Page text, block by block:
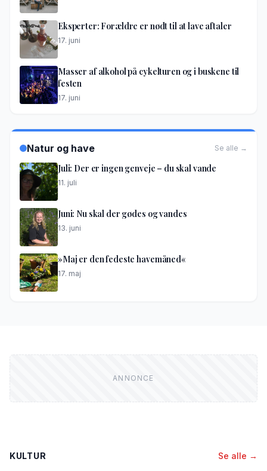
Eksperter: Forældre er nødt til at lave aftaler
17. juni
Masser af alkohol på cykelturen og i buskene til
festen
17. juni
Natur og have Se alle →
Juli: Der er ingen genveje – du skal vande
11. juli
Juni: Nu skal der gødes og vandes
13. juni
»Maj er den fedeste havemåned«
17. maj
KULTUR Se alle →